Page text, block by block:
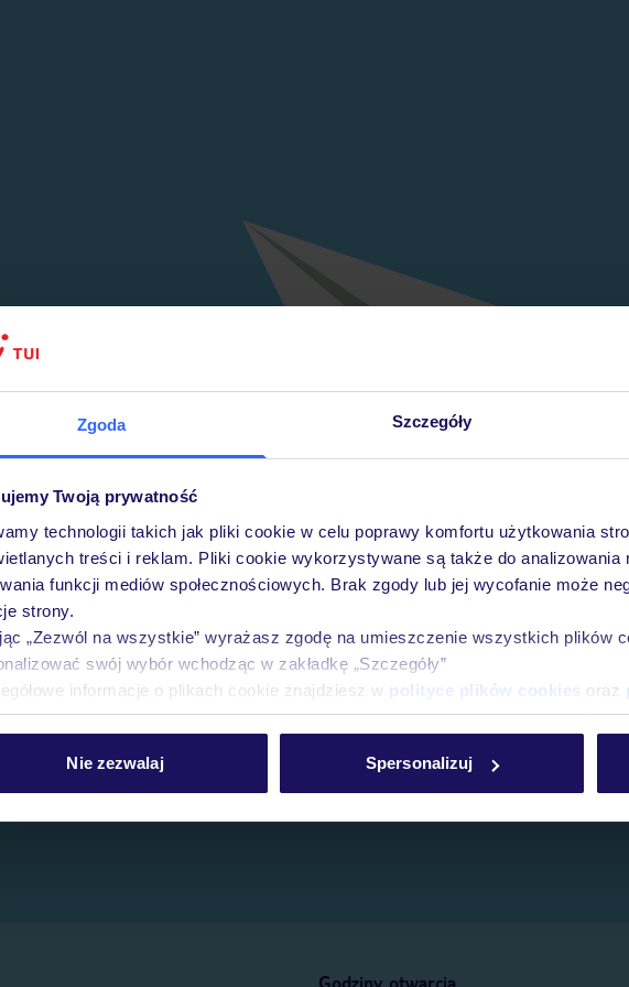
Zgoda Szczegóły
Twoją prywatność
technologii takich jak pliki cookie w celu poprawy komfortu użytkowania
treści i reklam. Pliki cookie wykorzystywane są także do analizowania
funkcji mediów społecznościowych. Brak zgody lub jej wycofanie może
strony.
„Zezwól na wszystkie” wyrażasz zgodę na umieszczenie wszystkich plików
swój wybór wchodząc w zakładkę „Szczegóły”
informacje o plikach cookie znajdziesz w polityce plików cookies oraz
Nie zezwalaj Spersonalizuj
na krótkie wakacje.
Godziny otwarcia